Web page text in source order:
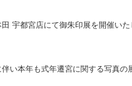
宇都宮店にて御朱印展を開催いた
い本年も式年遷宮に関する写真の